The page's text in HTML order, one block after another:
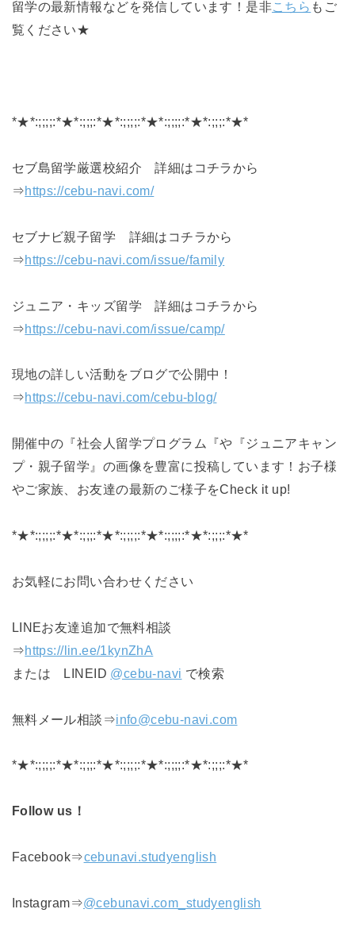
留学の最新情報などを発信しています！是非こちら もご
覧ください★
*★*:;;;;:*★*:;;;:*★*:;;;;:*★*:;;;;:*★*:;;;:*★*
セブ島留学厳選校紹介 詳細はコチラから
⇒https://cebu-navi.com/
セブナビ親子留学 詳細はコチラから
⇒https://cebu-navi.com/issue/family
ジュニア・キッズ留学 詳細はコチラから
⇒https://cebu-navi.com/issue/camp/
現地の詳しい活動‍‍‍をブログで公開中！
⇒https://cebu-navi.com/cebu-blog/
開催中の『社会人留学プログラム『や『ジュニアキャン
プ・親子留学』の画像を豊富に投稿しています！お子様
やご家族、お友達の最新のご様子をCheck it up!
*★*:;;;;:*★*:;;;:*★*:;;;;:*★*:;;;;:*★*:;;;:*★*
お気軽にお問い合わせください
LINEお友達追加で無料相談
⇒https://lin.ee/1kynZhA
または LINEID @cebu-navi で検索
無料メール相談⇒info@cebu-navi.com
*★*:;;;;:*★*:;;;:*★*:;;;;:*★*:;;;;:*★*:;;;:*★*
Follow us！
Facebook⇒cebunavi.studyenglish
Instagram⇒@cebunavi.com_studyenglish